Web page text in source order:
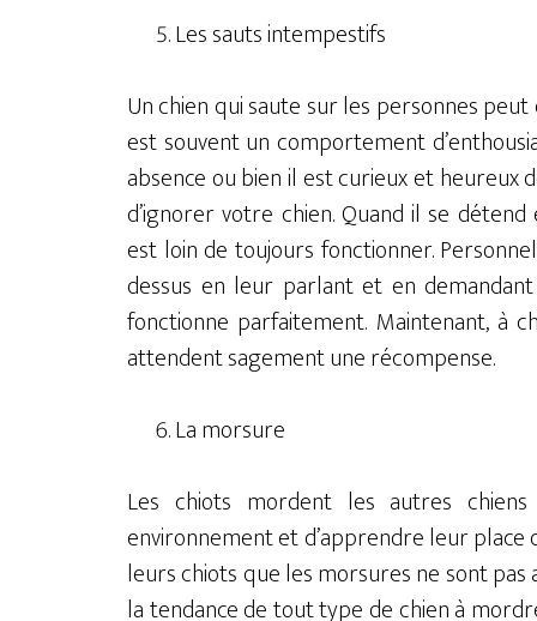
Les sauts intempestifs
Un chien qui saute sur les personnes
est souvent un comportement
absence ou bien il est curieux et heureux
d’ignorer votre chien. Quand il se
est loin de toujours fonctionner.
dessus en leur parlant et en
fonctionne parfaitement. Maintenant, à
attendent sagement une récompense.
La morsure
Les chiots mordent les autres
environnement et d’apprendre leur place
leurs chiots que les morsures ne sont
la tendance de tout type de chien à